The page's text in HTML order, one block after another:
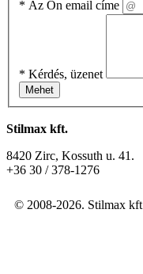
* Az Ön email címe
* Kérdés, üzenet
Mehet
Stilmax kft.
8420 Zirc, Kossuth u. 41.
+36 30 / 378-1276
© 2008-2026. Stilmax